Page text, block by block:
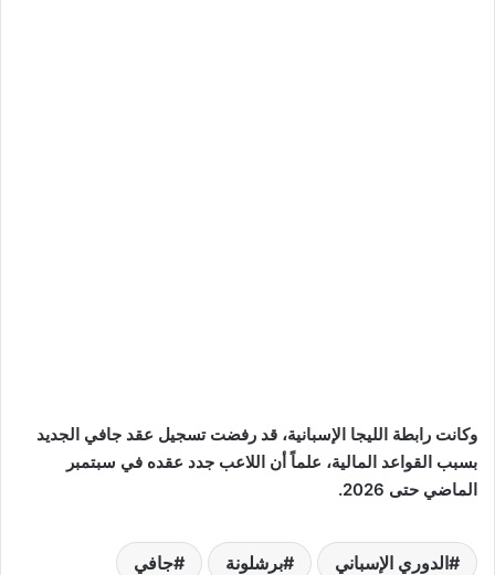
وكانت رابطة الليجا الإسبانية، قد رفضت تسجيل عقد جافي الجديد
بسبب القواعد المالية، علماً أن اللاعب جدد عقده في سبتمبر
الماضي حتى 2026.
الدوري الإسباني برشلونة جافي